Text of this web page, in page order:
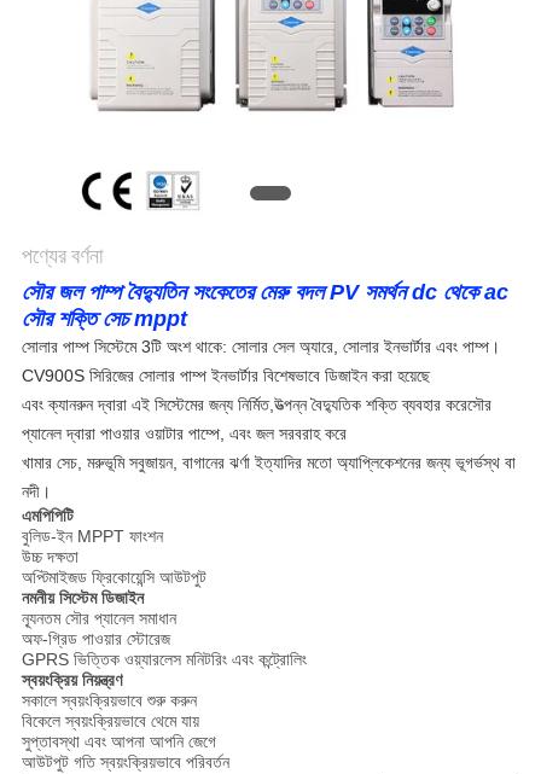
পণ্যের বর্ণনা
সৌর জল পাম্প বৈদ্যুতিন সংকেতের মেরু বদল PV সমর্থন dc থেকে ac
সৌর শক্তি সেচ mppt
সোলার পাম্প সিস্টেমে 3টি অংশ থাকে: সোলার সেল অ্যারে, সোলার ইনভার্টার এবং পাম্প।
CV900S সিরিজের সোলার পাম্প ইনভার্টার বিশেষভাবে ডিজাইন করা হয়েছে
এবং ক্যানরুন দ্বারা এই সিস্টেমের জন্য নির্মিত,উত্পন্ন বৈদ্যুতিক শক্তি ব্যবহার করেসৌর
প্যানেল দ্বারা পাওয়ার ওয়াটার পাম্পে, এবং জল সরবরাহ করে
খামার সেচ, মরুভূমি সবুজায়ন, বাগানের ঝর্ণা ইত্যাদির মতো অ্যাপ্লিকেশনের জন্য ভূগর্ভস্থ বা
নদী।
এমপিপিটি
বুলিড-ইন MPPT ফাংশন
উচ্চ দক্ষতা
অপ্টিমাইজড ফ্রিকোয়েন্সি আউটপুট
নমনীয় সিস্টেম ডিজাইন
ন্যূনতম সৌর প্যানেল সমাধান
অফ-গ্রিড পাওয়ার স্টোরেজ
GPRS ভিত্তিক ওয়্যারলেস মনিটরিং এবং কন্ট্রোলিং
স্বয়ংক্রিয় নিয়ন্ত্রণ
সকালে স্বয়ংক্রিয়ভাবে শুরু করুন
বিকেলে স্বয়ংক্রিয়ভাবে থেমে যায়
সুপ্তাবস্থা এবং আপনা আপনি জেগে
আউটপুট গতি স্বয়ংক্রিয়ভাবে পরিবর্তন